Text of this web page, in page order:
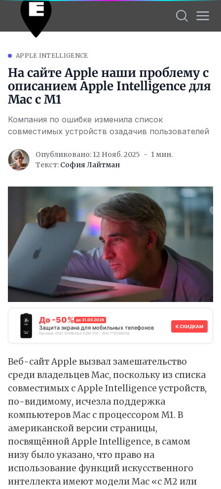
APPLE INTELLIGENCE
На сайте Apple наши проблему с
описанием Apple Intelligence для
Mac с M1
Компания по ошибке изменила список
совместимых устройств озадачив пользователей
Опубликовано: 12 Нояб. 2025
1 мин.
Текст: София Лайтман
До -50% до 31.08.2026
Защита экрана для мобильных телефонов
Реклама. ООО "АЛИБАБА.КОМ (РУ)", ИНН 7703380158
К СКИДКАМ
Веб-сайт Apple вызвал замешательство
среди владельцев Mac, поскольку из списка
совместимых с Apple Intelligence устройств,
по-видимому, исчезла поддержка
компьютеров Mac с процессором M1. В
американской версии страницы,
посвящённой Apple Intelligence, в самом
низу было указано, что право на
использование функций искусственного
интеллекта имеют модели Mac «с M2 или